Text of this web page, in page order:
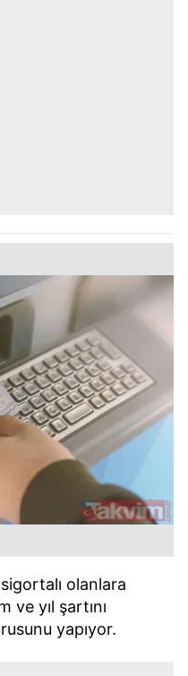
olanlara
ve yıl şartını
yapıyor.